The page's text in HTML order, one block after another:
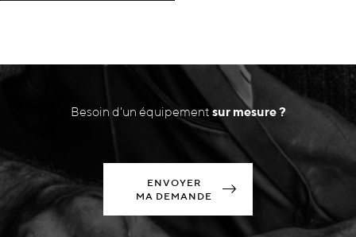
Besoin d'un équipement sur mesure ?
ENVOYER
MA DEMANDE